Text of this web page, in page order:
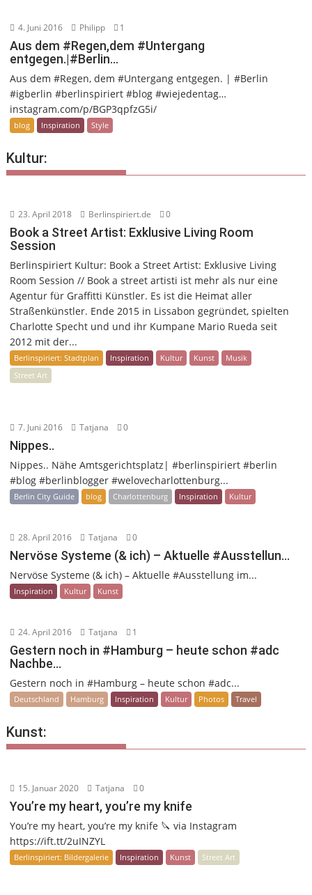
4. Juni 2016 Philipp 1
Aus dem #Regen,dem #Untergang
entgegen.|#Berlin…
Aus dem #Regen, dem #Untergang entgegen. | #Berlin
#igberlin #berlinspiriert #blog #wiejedentag…
instagram.com/p/BGP3qpfzG5i/
blog Inspiration Style
Kultur:
23. April 2018 Berlinspiriert.de 0
Book a Street Artist: Exklusive Living Room
Session
Berlinspiriert Kultur: Book a Street Artist: Exklusive Living
Room Session // Book a street artisti ist mehr als nur eine
Agentur für Graffitti Künstler. Es ist die Heimat aller
Straßenkünstler. Ende 2015 in Lissabon gegründet, spielten
Charlotte Specht und und ihr Kumpane Mario Rueda seit
2012 mit der...
Berlinspiriert: Stadtplan Inspiration Kultur Kunst
Musik
Street Art
7. Juni 2016 Tatjana 0
Nippes..
Nippes.. Nähe Amtsgerichtsplatz| #berlinspiriert #berlin
#blog #berlinblogger #welovecharlottenburg...
Berlin City Guide blog Charlottenburg Inspiration Kultur
28. April 2016 Tatjana 0
Nervöse Systeme (& ich) – Aktuelle #Ausstellun…
Nervöse Systeme (& ich) – Aktuelle #Ausstellung im...
Inspiration Kultur Kunst
24. April 2016 Tatjana 1
Gestern noch in #Hamburg – heute schon #adc
Nachbe…
Gestern noch in #Hamburg – heute schon #adc...
Deutschland Hamburg Inspiration Kultur Photos Travel
Kunst:
15. Januar 2020 Tatjana 0
You’re my heart, you’re my knife
You’re my heart, you’re my knife 🔪 via Instagram
https://ift.tt/2uINZYL
Berlinspiriert: Bildergalerie Inspiration Kunst Street Art